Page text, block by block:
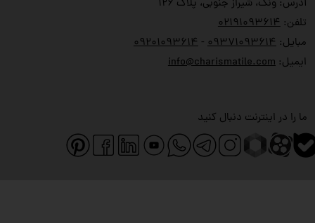
ما را در اینترنت دنبال کنید
آدرس: ونک، شیراز جنوبی، پلاک ۱۲۶
تلفن:
۰۲۱۹۱۰۹۳۶۱۴
مبایل:
۰۹۳۷۱۰۹۳۶۱۴ - ۰۹۲۰۱۰۹۳۶۱۴
ایمیل:info@charismatile.com